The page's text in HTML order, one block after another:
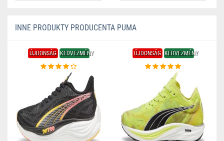
INNE PRODUKTY PRODUCENTA PUMA
ÚJDONSÁG KEDVEZMÉNY ÚJDONSÁG KEDVEZMÉNY